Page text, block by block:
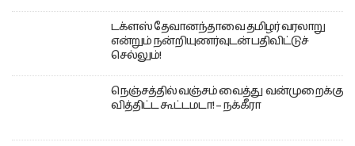
டக்ளஸ் தேவானந்தாவை தமிழர் வரலாறு
என்றும் நன்றியுணர்வுடன் பதிவிட்டுச்
செல்லும்!
நெஞ்சத்தில் வஞ்சம் வைத்து வன்முறைக்கு
வித்திட்ட கூட்டமடா! – நக்கீரா